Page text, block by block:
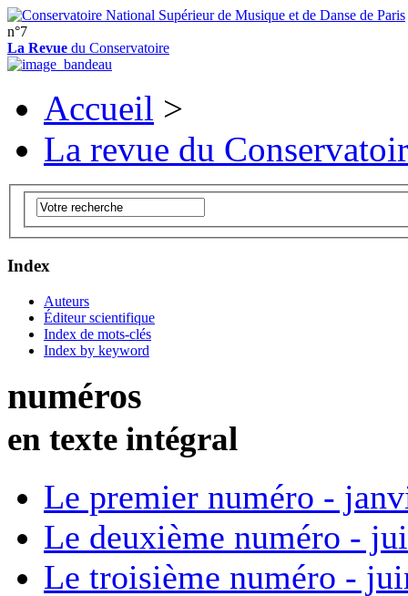
n°7
La Revue du Conservatoire
Accueil >
La revue du
Index
Auteurs
Éditeur scientifique
Index de mots-clés
Index by keyword
numéros
en texte intégral
Le premier numéro -
Le deuxième numéro -
Le troisième numéro -